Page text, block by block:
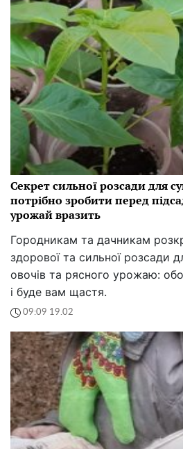
Секрет сильної розсади для
потрібно зробити перед
урожай вразить
Городникам та дачникам
здорової та сильної розсади
овочів та рясного урожаю:
і буде вам щастя.
09:09 19.02